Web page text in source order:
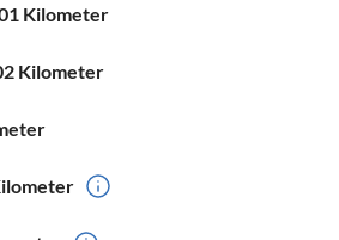
Kilometer
Kilometer